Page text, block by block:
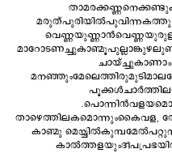
മരുത്പുരിയിൽപുവിന്നകത്തു
താഴെത്തിലകമൊന്നുംകൈവള,
കാണ്മു